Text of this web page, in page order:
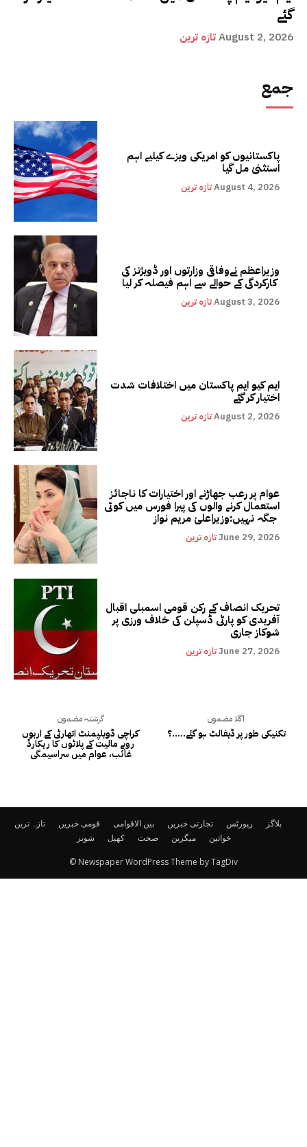
گئے
تازہ ترینAugust 2, 2026
جمع
پاکستانیوں کو امریکی ویزے کیلیے اہم
استثنیٰ مل گیا
تازہ ترینAugust 4, 2026
وزیراعظم نےوفاقی وزارتوں اور ڈویژنز کی
کارکردگی کے حوالے سے اہم فیصلہ کر لیا
تازہ ترینAugust 3, 2026
ایم کیو ایم پاکستان میں اختلافات شدت
اختیار کر گئے
تازہ ترینAugust 2, 2026
عوام پر رعب جھاڑنے اور اختیارات کا ناجائز
استعمال کرنے والوں کی پیرا فورس میں کوئی
تازہ ترینJune 29, 2026
تحریک انصاف کے رکن قومی اسمبلی اقبال
آفریدی کو پارٹی ڈسپلن کی خلاف ورزی پر
شوکاز جاری
تازہ ترینJune 27, 2026
گزشتہ مضمون
کراچی ڈویلپمنٹ اتھارٹی کے اربوں
روپے مالیت کے پلاٹوں کا ریکارڈ
غائب، عوام میں سراسیمگی
اگلا مضمون
تکنیکی طور پر ڈیفالٹ ہو گئے…..؟
تازہ ترین قومی خبریں بین الاقوامی تجارتی خبریں رپورٹس
بلاگز
شوبز
کھیل صحت میگزین خواتین
© Newspaper WordPress Theme by TagDiv